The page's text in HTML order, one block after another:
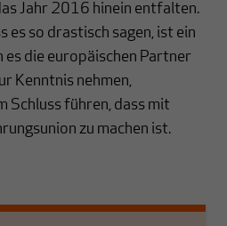
Jahr 2016 hinein entfalten.
es so drastisch sagen, ist ein
es die europäischen Partner
Kenntnis nehmen,
Schluss führen, dass mit
zu machen ist.